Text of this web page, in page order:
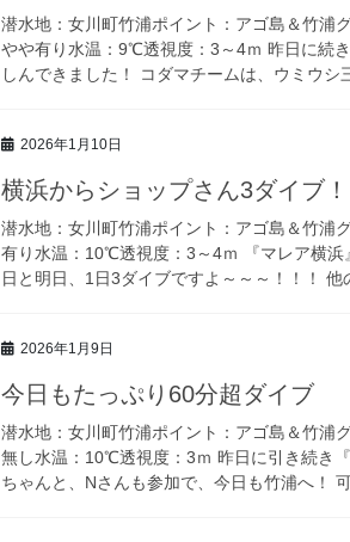
潜水地：女川町竹浦ポイント：アゴ島＆竹浦
やや有り水温：9℃透視度：3～4ｍ 昨日に続
しんできました！ コダマチームは、ウミウ
2026年1月10日
横浜からショップさん3ダイブ！
潜水地：女川町竹浦ポイント：アゴ島＆竹浦
有り水温：10℃透視度：3～4ｍ 『マレア横
日と明日、1日3ダイブですよ～～～！！！
2026年1月9日
今日もたっぷり60分超ダイブ
潜水地：女川町竹浦ポイント：アゴ島＆竹浦
無し水温：10℃透視度：3ｍ 昨日に引き続き
ちゃんと、Nさんも参加で、今日も竹浦へ！